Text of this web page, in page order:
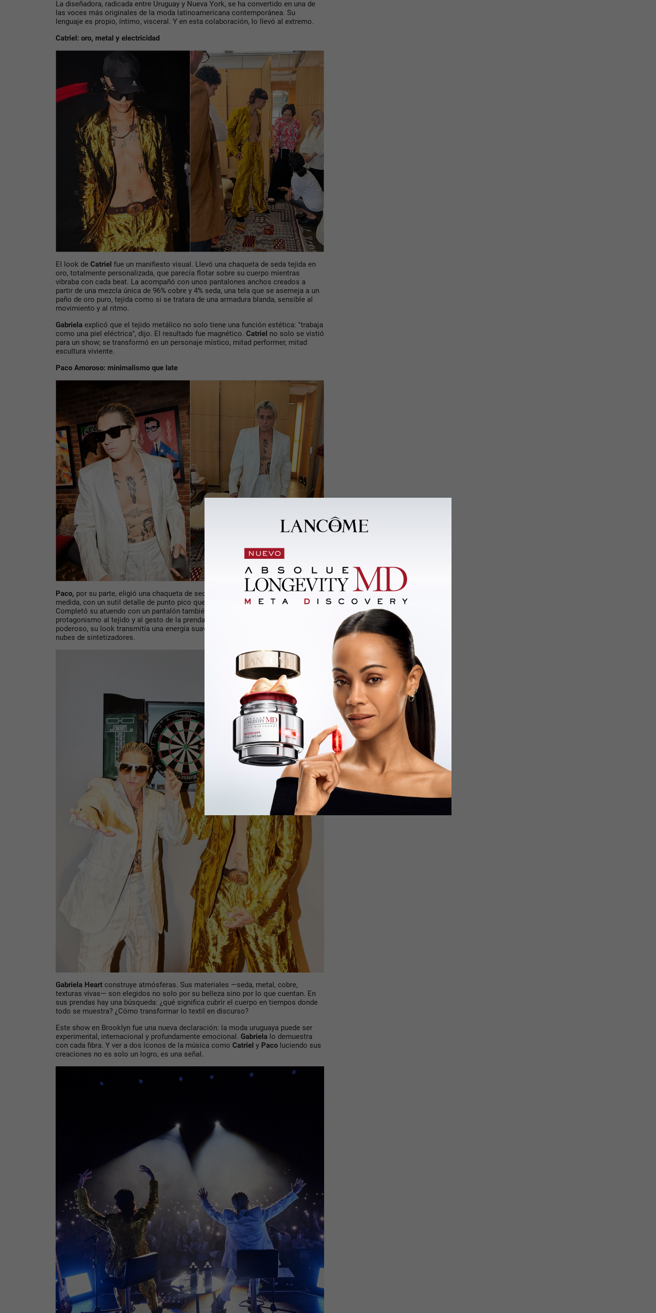
La diseñadora, radicada entre Uruguay y Nueva York, se ha convertido en una de
las voces más originales de la moda latinoamericana contemporánea. Su
lenguaje es propio, íntimo, visceral. Y en esta colaboración, lo llevó al extremo.
Catriel: oro, metal y electricidad
El look de Catriel fue un manifiesto visual. Llevó una chaqueta de seda tejida en
oro, totalmente personalizada, que parecía flotar sobre su cuerpo mientras
vibraba con cada beat. La acompañó con unos pantalones anchos creados a
partir de una mezcla única de 96% cobre y 4% seda, una tela que se asemeja a un
paño de oro puro, tejida como si se tratara de una armadura blanda, sensible al
movimiento y al ritmo.
Gabriela explicó que el tejido metálico no solo tiene una función estética: "trabaja
como una piel eléctrica", dijo. El resultado fue magnético. Catriel no solo se vistió
para un show; se transformó en un personaje místico, mitad performer, mitad
escultura viviente.
Paco Amoroso: minimalismo que late
Paco, por su parte, eligió una chaqueta de seda marfil arrugada, confeccionada a
medida, con un sutil detalle de punto pico que rompía la línea con elegancia.
Completó su atuendo con un pantalón también a medida, que dejaba todo el
protagonismo al tejido y al gesto de la prenda. Menos estridente, pero igual de
poderoso, su look transmitía una energía suave, onírica, como si caminara entre
nubes de sintetizadores.
Gabriela Heart construye atmósferas. Sus materiales —seda, metal, cobre,
texturas vivas— son elegidos no solo por su belleza sino por lo que cuentan. En
sus prendas hay una búsqueda: ¿qué significa cubrir el cuerpo en tiempos donde
todo se muestra? ¿Cómo transformar lo textil en discurso?
Este show en Brooklyn fue una nueva declaración: la moda uruguaya puede ser
experimental, internacional y profundamente emocional. Gabriela lo demuestra
con cada fibra. Y ver a dos íconos de la música como Catriel y Paco luciendo sus
creaciones no es solo un logro, es una señal.